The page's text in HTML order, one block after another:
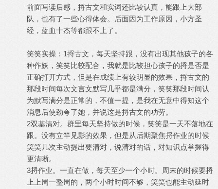
前面写读后感，捋古文和实词还比较认真，能跟上大部
队，也有了一些心得体会。后面因为工作原因，小方圣
经，蓝血十杰等都跟不上了。
笑笑实操：1捋古文，每天坚持跟，没有出现其他孩子的各
种作妖，笑笑比较配合，我就是比较担心孩子的捋是否是
正确打开方式，但是在成绩上有较明显的效果，捋古文的
那段时间每次文言文默写几乎都是满分，笑笑那段时间认
为默写满分是正常的，不值一提，是我在无意中得知这个
消息后使劲夸了她，并说这是捋古文的功劳。
2双基清对。群里每天坚持做的时候，笑笑是一天不落地在
跟。没有立竿见影的效果，但是从后期聚焦捋作业的时候
笑笑几次主动提出要清对，说清对的话，对知识点掌握得
更清晰。
3捋作业。一直在做，每天至少一个小时。周末的时候要捋
上上周一整周的，两个小时时间不够，笑笑也能主动延时